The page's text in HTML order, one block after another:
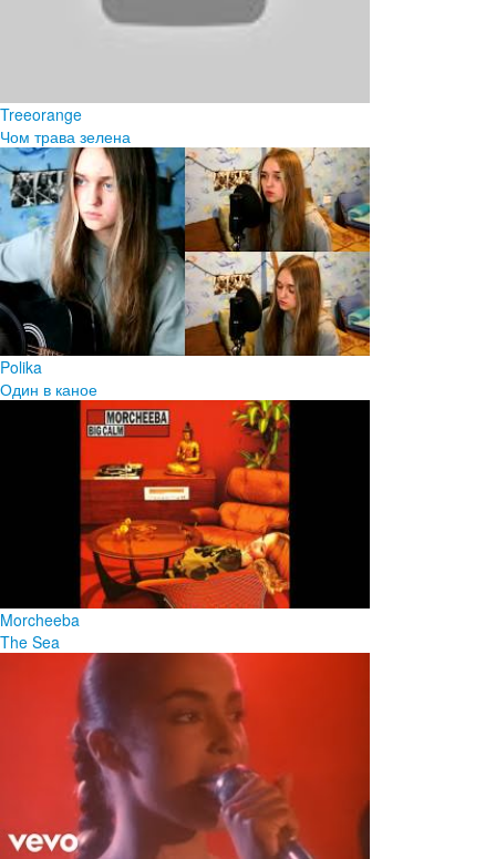
Treeorange
Чом трава зелена
Polika
Один в каное
Morcheeba
The Sea